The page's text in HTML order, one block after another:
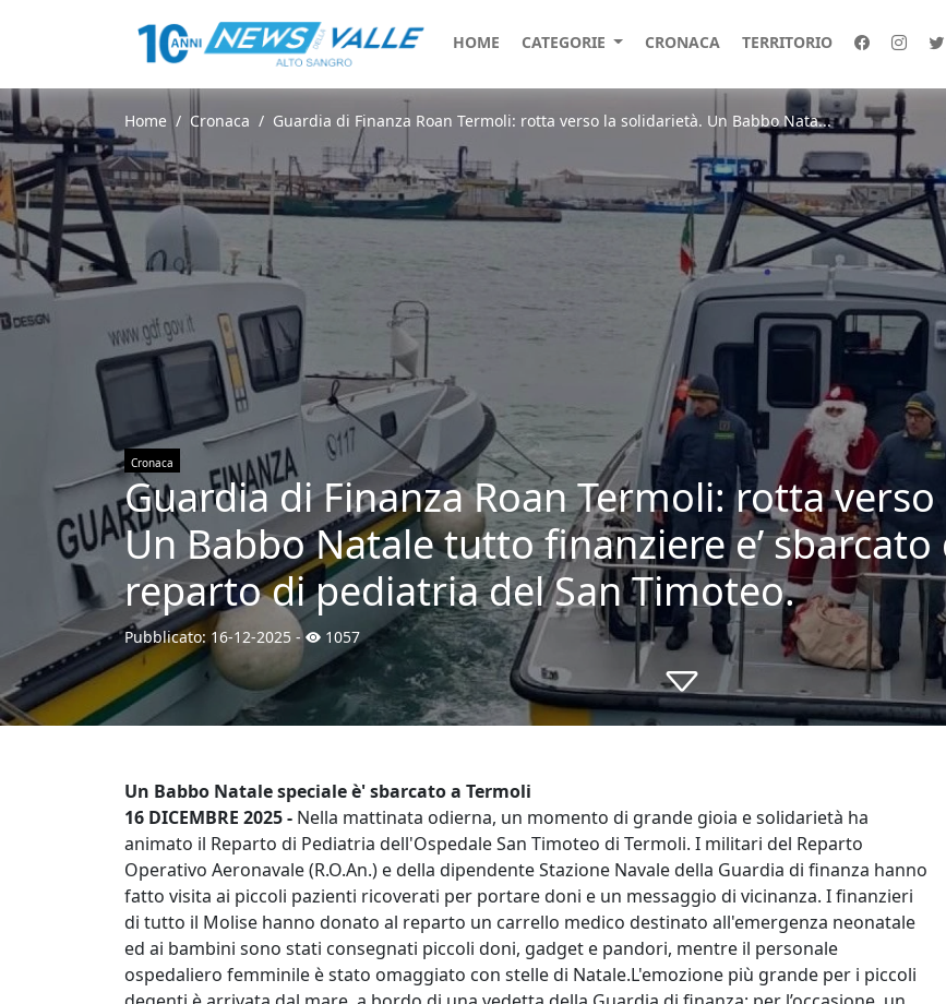
HOME CATEGORIE CRONACA TERRITORIO
Home Cronaca Guardia di Finanza Roan Termoli: rotta verso la solidarietà. Un Babbo Nata...
Cronaca
Guardia di Finanza Roan Termoli: rotta
Un Babbo Natale tutto finanziere e’ sbarcato
reparto di pediatria del San Timoteo.
Pubblicato: 16-12-2025 - 1057
Un Babbo Natale speciale è' sbarcato a Termoli
16 DICEMBRE 2025 - Nella mattinata odierna, un momento di grande gioia e solidarietà ha
animato il Reparto di Pediatria dell'Ospedale San Timoteo di Termoli. I militari del Reparto
Operativo Aeronavale (R.O.An.) e della dipendente Stazione Navale della Guardia di finanza hanno
fatto visita ai piccoli pazienti ricoverati per portare doni e un messaggio di vicinanza. I finanzieri
di tutto il Molise hanno donato al reparto un carrello medico destinato all'emergenza neonatale
ed ai bambini sono stati consegnati piccoli doni, gadget e pandori, mentre il personale
ospedaliero femminile è stato omaggiato con stelle di Natale.L'emozione più grande per i piccoli